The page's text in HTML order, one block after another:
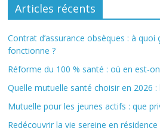
Articles récents
Contrat d’assurance obsèques : à
fonctionne ?
Réforme du 100 % santé : où en est-
Quelle mutuelle santé choisir en 2026
Mutuelle pour les jeunes actifs : que
Redécouvrir la vie sereine en